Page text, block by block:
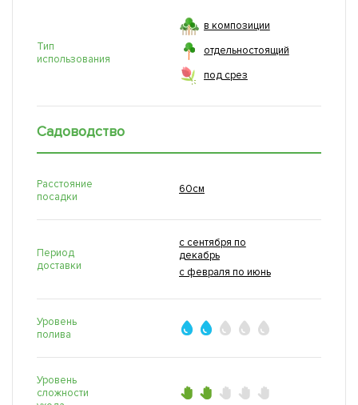
Тип
использования
в композиции
отдельностоящий
под срез
Садоводство
Расстояние
посадки
60см
Период
доставки
с сентября по
декабрь
с февраля по июнь
Уровень
полива
Уровень
сложности